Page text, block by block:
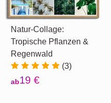
Natur-Collage:
Tropische Pflanzen &
Regenwald
(3)
ab19 €